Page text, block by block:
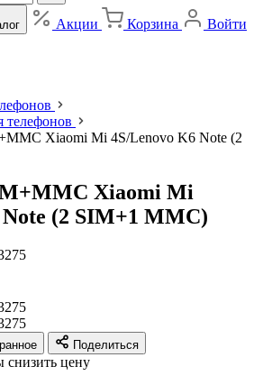
Акции Корзина Войти
телефонов
Xiaomi Mi 4S/Lenovo K6 Note (2
Xiaomi Mi
(2 SIM+1 MMC)
Поделиться
снизить цену